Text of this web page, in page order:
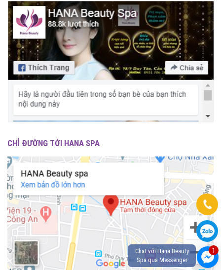
CHỈ ĐƯỜNG TỚI HANA SPA
1
Chat với Hana Beauty
Spa qua Messenger